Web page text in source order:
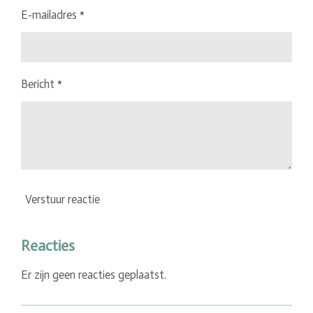
E-mailadres *
Bericht *
Verstuur reactie
Reacties
Er zijn geen reacties geplaatst.